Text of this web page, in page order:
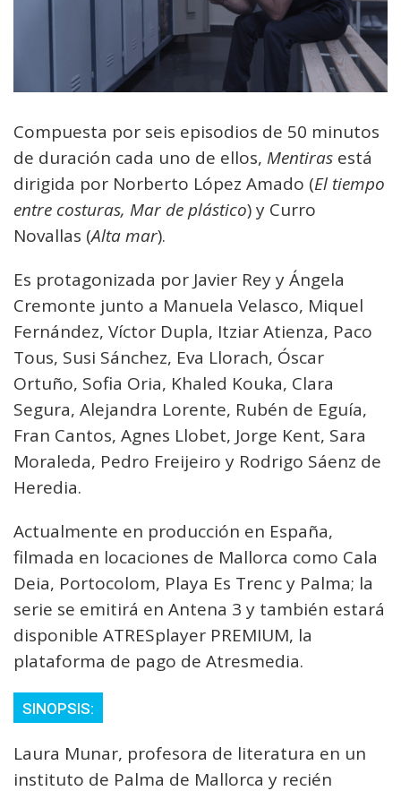
Compuesta por seis episodios de 50 minutos
de duración cada uno de ellos, Mentiras está
dirigida por Norberto López Amado (El tiempo
entre costuras, Mar de plástico) y Curro
Novallas (Alta mar).
Es protagonizada por Javier Rey y Ángela
Cremonte junto a Manuela Velasco, Miquel
Fernández, Víctor Dupla, Itziar Atienza, Paco
Tous, Susi Sánchez, Eva Llorach, Óscar
Ortuño, Sofia Oria, Khaled Kouka, Clara
Segura, Alejandra Lorente, Rubén de Eguía,
Fran Cantos, Agnes Llobet, Jorge Kent, Sara
Moraleda, Pedro Freijeiro y Rodrigo Sáenz de
Heredia.
Actualmente en producción en España,
filmada en locaciones de Mallorca como Cala
Deia, Portocolom, Playa Es Trenc y Palma; la
serie se emitirá en Antena 3 y también estará
disponible ATRESplayer PREMIUM, la
plataforma de pago de Atresmedia.
SINOPSIS:
Laura Munar, profesora de literatura en un
instituto de Palma de Mallorca y recién